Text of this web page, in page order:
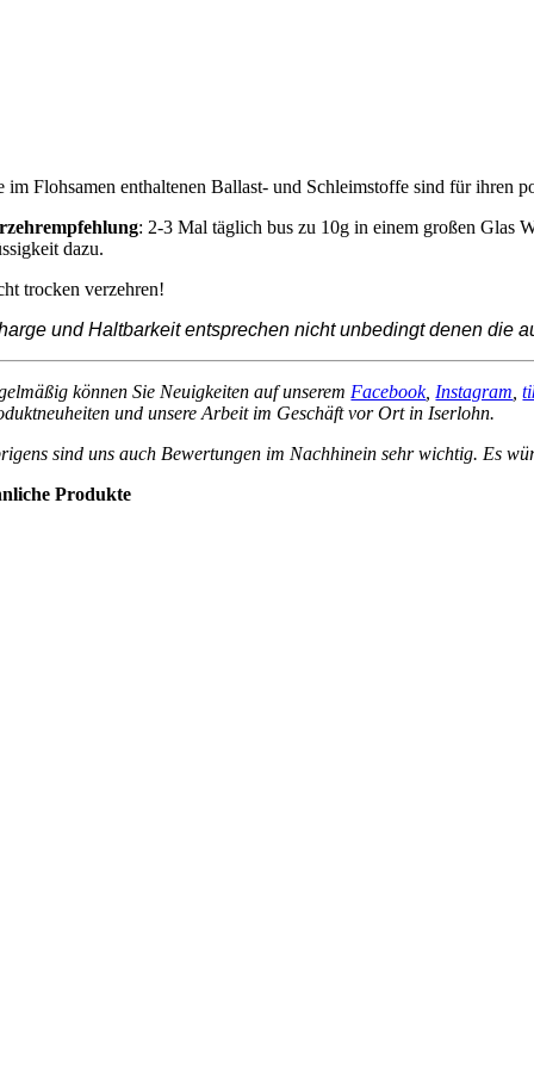
im Flohsamen enthaltenen Ballast- und Schleimstoffe sind für ihren
: 2-3 Mal täglich bus zu 10g in einem großen Glas
dazu.
trocken verzehren!
und Haltbarkeit entsprechen nicht unbedingt denen die
können Sie Neuigkeiten auf unserem Facebook, Instagram ,
und unsere Arbeit im Geschäft vor Ort in Iserlohn.
sind uns auch Bewertungen im Nachhinein sehr wichtig. Es
Produkte